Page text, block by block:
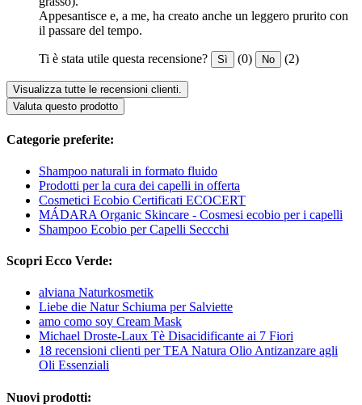
Appesantisce e, a me, ha creato anche un leggero prurito con
il passare del tempo.
Ti è stata utile questa recensione? Sì (0) No (2)
Visualizza tutte le recensioni clienti.
Valuta questo prodotto
Categorie preferite:
Shampoo naturali in formato fluido
Prodotti per la cura dei capelli in offerta
Cosmetici Ecobio Certificati ECOCERT
MÁDARA Organic Skincare - Cosmesi ecobio per i capelli
Shampoo Ecobio per Capelli Seccchi
Scopri Ecco Verde:
alviana Naturkosmetik
Liebe die Natur Schiuma per Salviette
amo como soy Cream Mask
Michael Droste-Laux Tè Disacidificante ai 7 Fiori
18 recensioni clienti per TEA Natura Olio Antizanzare agli
Oli Essenziali
Nuovi prodotti: